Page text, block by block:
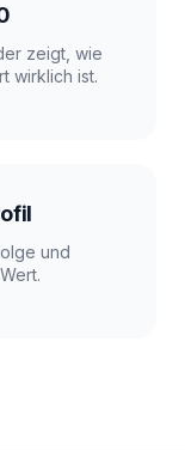
zeigt, wie
wirklich ist.
und